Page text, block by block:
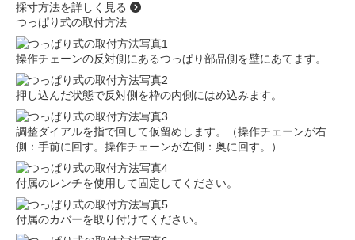
採寸方法を詳しく見る
つっぱり式の取付方法
操作チェーンの反対側にあるつっぱり部品側を壁にあてます。
押し込んだ状態で反対側を枠の内側にはめ込みます。
調整ダイアルを指で回して仮留めします。（操作チェーンが右
側：手前に回す。操作チェーンが左側：奥に回す。）
付属のレンチを使用して固定してください。
付属のカバーを取り付けてください。